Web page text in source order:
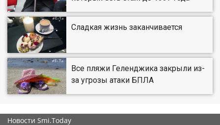
Сладкая жизнь заканчивается
Все пляжи Геленджика закрыли из-
за угрозы атаки БПЛА